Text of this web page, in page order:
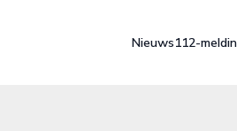
Nieuws112-